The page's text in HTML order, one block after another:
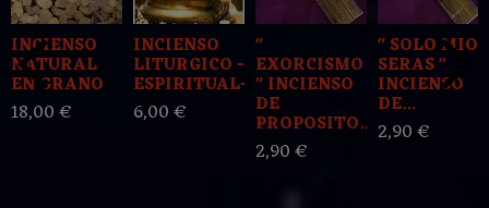
INCIENSO
NATURAL
EN GRANO
18,00 €
INCIENSO
LITURGICO -
ESPIRITUAL-...
6,00 €
"
EXORCISMO
" INCIENSO
DE
PROPOSITO...
2,90 €
" SOLO MIO
SERAS "
INCIENSO
DE...
2,90 €